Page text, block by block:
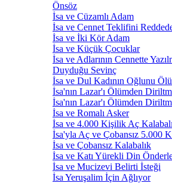
Önsöz
İsa ve Cüzamlı Adam
İsa ve Cennet Teklifini
İsa ve İki Kör Adam
İsa ve Küçük Çocuklar
İsa ve Adlarının Cennette
Duyduğu Sevinç
İsa ve Dul Kadının Oğlunu
İsa'nın Lazar'ı Ölümden
İsa'nın Lazar'ı Ölümden
İsa ve Romalı Asker
İsa ve 4.000 Kişilik Aç
İsa'yla Aç ve Çobansız 5.000
İsa ve Çobansız Kalabalık
İsa ve Katı Yürekli Din
İsa ve Mucizevi Belirti İsteği
İsa Yeruşalim İçin Ağlıyor